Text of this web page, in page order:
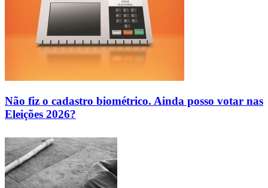
Não fiz o cadastro biométrico. Ainda posso votar nas
Eleições 2026?